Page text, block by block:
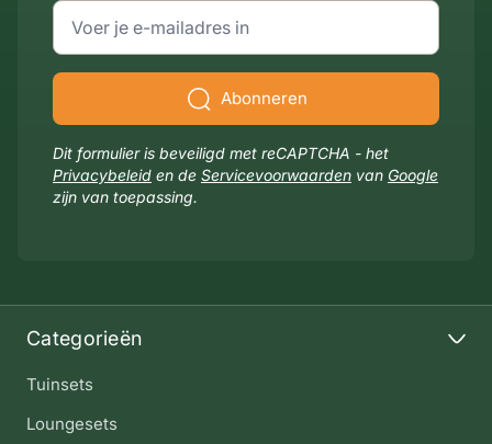
Categorieën
Tuinsets
Loungesets
E-mailadres
Abonneren
Dit formulier is beveiligd met reCAPTCHA - het
Privacybeleid en de Servicevoorwaarden van Google
zijn van toepassing.